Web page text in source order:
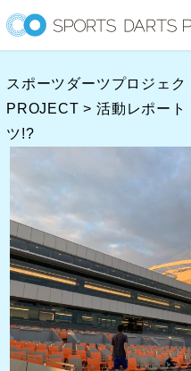
内
容
ス
キ
ッ
スポーツダーツプロジェ
PROJECT >活動レポート
ツ!?